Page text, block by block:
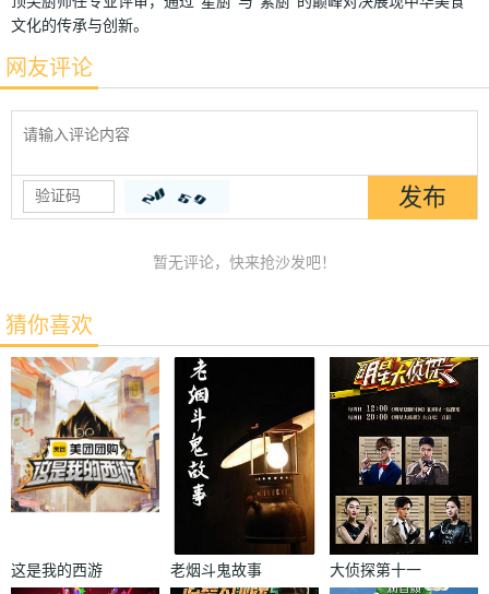
文化的传承与创新。
网友评论
暂无评论，快来抢沙发吧！
猜你喜欢
这是我的西游 老烟斗鬼故事
大侦探第十一